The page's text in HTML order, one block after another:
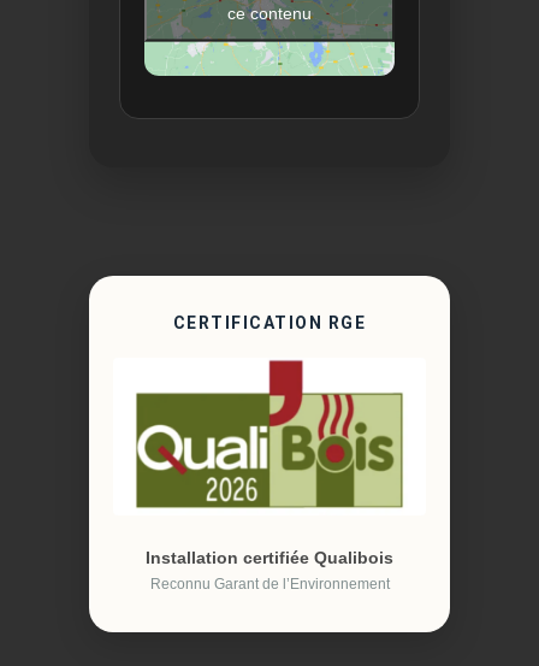
ce contenu
CERTIFICATION RGE
Installation certifiée Qualibois
Reconnu Garant de l’Environnement